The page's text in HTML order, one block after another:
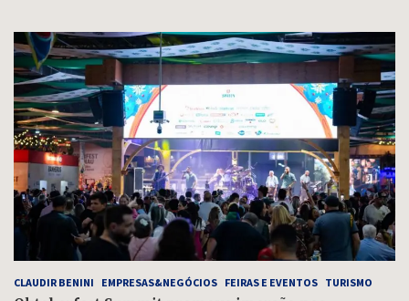
CLAUDIR BENINI EMPRESAS&NEGÓCIOS FEIRAS E EVENTOS TURISMO